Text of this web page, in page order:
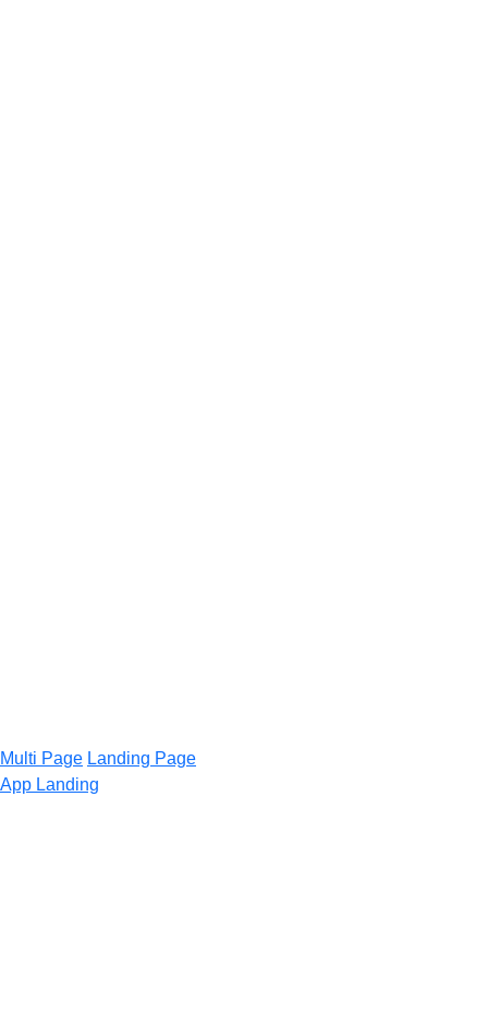
Multi Page Landing Page
App Landing